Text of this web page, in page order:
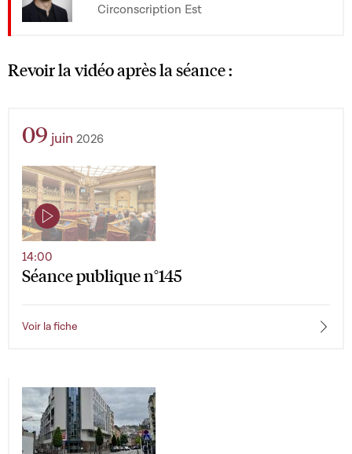
Circonscription Est
Revoir la vidéo après la séance :
09 juin 2026
Séance publique n°145
14:00
Voir la fiche